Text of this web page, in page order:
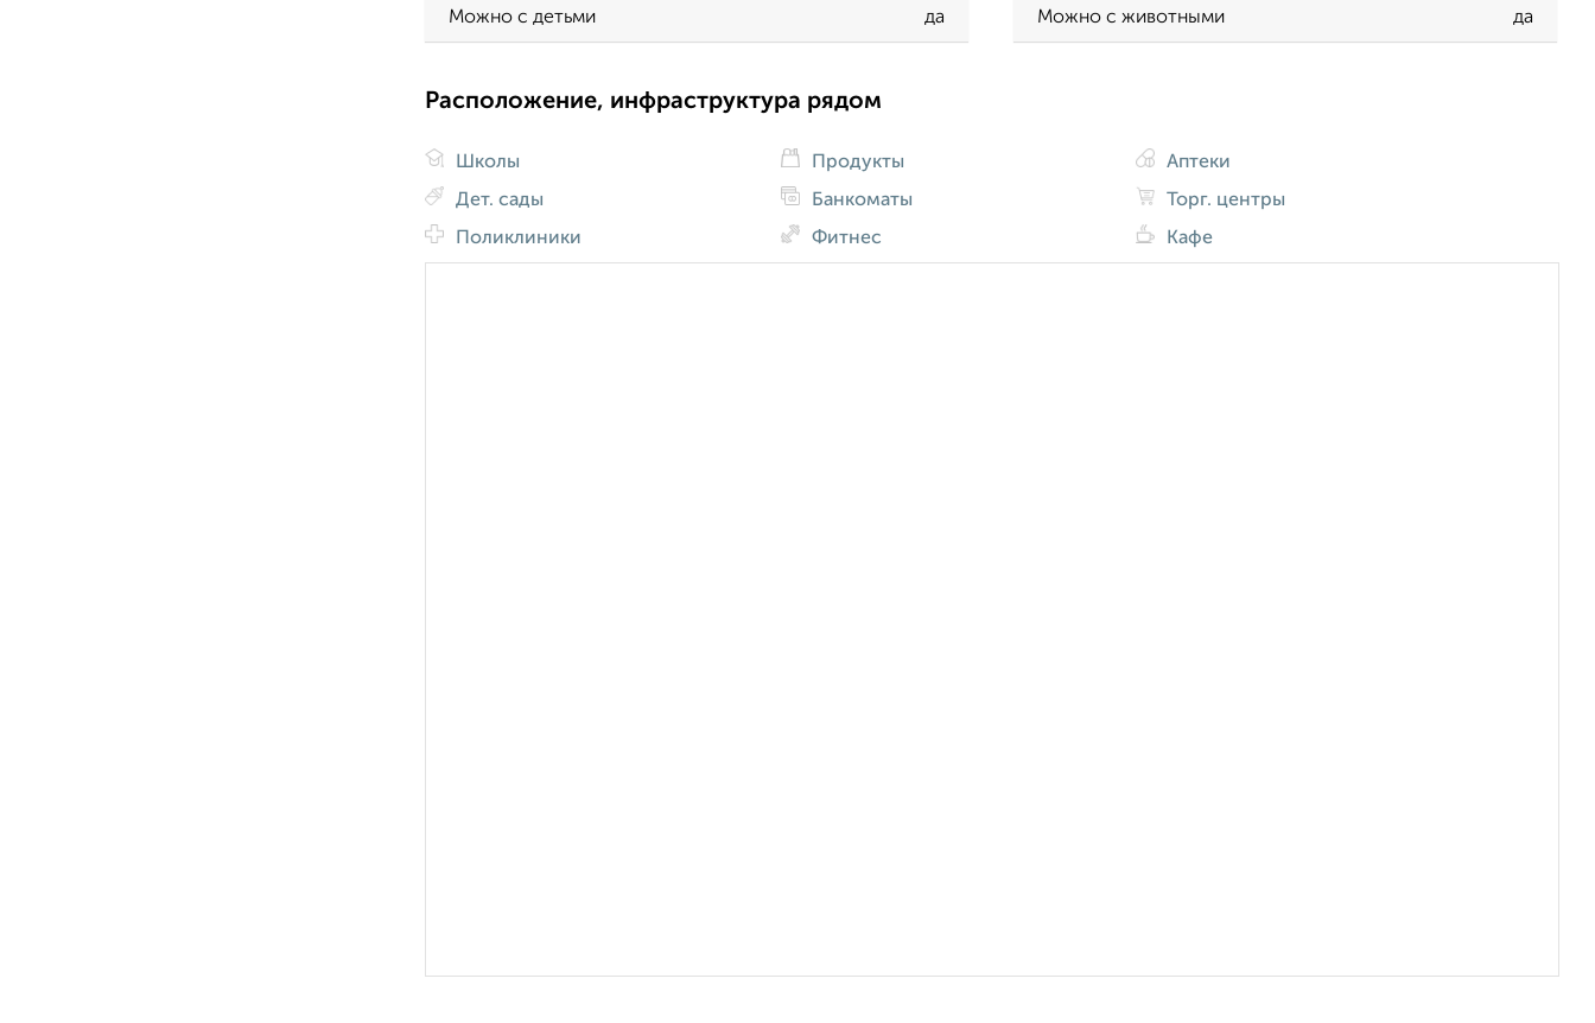
Можно с детьми да Можно с животными да
Расположение, инфраструктура рядом
Школы
Дет. сады
Поликлиники
Продукты
Банкоматы
Фитнес
Аптеки
Торг. центры
Кафе